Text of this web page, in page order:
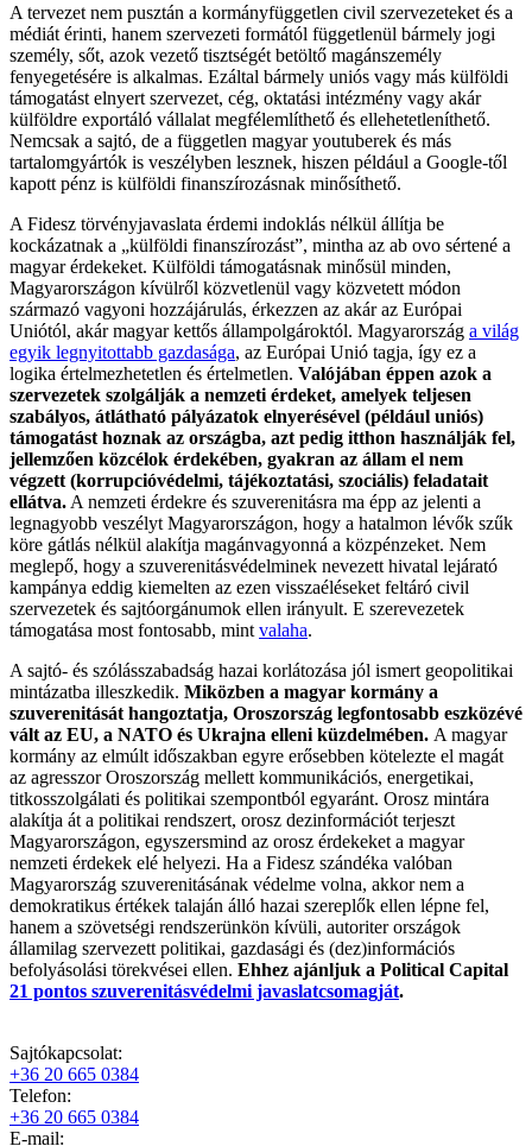
A tervezet nem pusztán a kormányfüggetlen civil szervezeteket és a
médiát érinti, hanem szervezeti formától függetlenül bármely jogi
személy, sőt, azok vezető tisztségét betöltő magánszemély
fenyegetésére is alkalmas. Ezáltal bármely uniós vagy más külföldi
támogatást elnyert szervezet, cég, oktatási intézmény vagy akár
külföldre exportáló vállalat megfélemlíthető és ellehetetleníthető.
Nemcsak a sajtó, de a független magyar youtuberek és más
tartalomgyártók is veszélyben lesznek, hiszen például a Google-től
kapott pénz is külföldi finanszírozásnak minősíthető.
A Fidesz törvényjavaslata érdemi indoklás nélkül állítja be
kockázatnak a „külföldi finanszírozást”, mintha az ab ovo sértené a
magyar érdekeket. Külföldi támogatásnak minősül minden,
Magyarországon kívülről közvetlenül vagy közvetett módon
származó vagyoni hozzájárulás, érkezzen az akár az Európai
Uniótól, akár magyar kettős állampolgároktól. Magyarország a világ
egyik legnyitottabb gazdasága, az Európai Unió tagja, így ez a
logika értelmezhetetlen és értelmetlen. Valójában éppen azok a
szervezetek szolgálják a nemzeti érdeket, amelyek teljesen
szabályos, átlátható pályázatok elnyerésével (például uniós)
támogatást hoznak az országba, azt pedig itthon használják fel,
jellemzően közcélok érdekében, gyakran az állam el nem
végzett (korrupcióvédelmi, tájékoztatási, szociális) feladatait
ellátva. A nemzeti érdekre és szuverenitásra ma épp az jelenti a
legnagyobb veszélyt Magyarországon, hogy a hatalmon lévők szűk
köre gátlás nélkül alakítja magánvagyonná a közpénzeket. Nem
meglepő, hogy a szuverenitásvédelminek nevezett hivatal lejárató
kampánya eddig kiemelten az ezen visszaéléseket feltáró civil
szervezetek és sajtóorgánumok ellen irányult. E szerevezetek
támogatása most fontosabb, mint valaha.
A sajtó- és szólásszabadság hazai korlátozása jól ismert geopolitikai
mintázatba illeszkedik. Miközben a magyar kormány a
szuverenitását hangoztatja, Oroszország legfontosabb eszközévé
vált az EU, a NATO és Ukrajna elleni küzdelmében. A magyar
kormány az elmúlt időszakban egyre erősebben kötelezte el magát
az agresszor Oroszország mellett kommunikációs, energetikai,
titkosszolgálati és politikai szempontból egyaránt. Orosz mintára
alakítja át a politikai rendszert, orosz dezinformációt terjeszt
Magyarországon, egyszersmind az orosz érdekeket a magyar
nemzeti érdekek elé helyezi. Ha a Fidesz szándéka valóban
Magyarország szuverenitásának védelme volna, akkor nem a
demokratikus értékek talaján álló hazai szereplők ellen lépne fel,
hanem a szövetségi rendszerünkön kívüli, autoriter országok
államilag szervezett politikai, gazdasági és (dez)információs
befolyásolási törekvései ellen. Ehhez ajánljuk a Political Capital
21 pontos szuverenitásvédelmi javaslatcsomagját.
Sajtókapcsolat:
+36 20 665 0384
Telefon:
+36 20 665 0384
E-mail: